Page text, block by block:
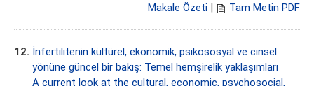
Makale Özeti
Tam Metin PDF
12. İnfertilitenin kültürel, ekonomik, psikososyal ve cinsel
yönüne güncel bir bakış: Temel hemşirelik yaklaşımları
A current look at the cultural, economic, psychosocial,